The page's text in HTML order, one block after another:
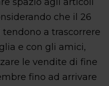
che il 26
a trascorrere
e con gli amici,
le vendite di fine
fino ad arrivare